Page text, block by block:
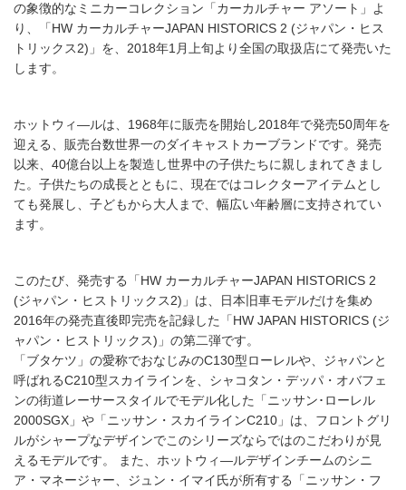
の象徴的なミニカーコレクション「カーカルチャー アソート」よ
り、「HW カーカルチャーJAPAN HISTORICS 2 (ジャパン・ヒス
トリックス2)」を、2018年1月上旬より全国の取扱店にて発売いた
します。
ホットウィ―ルは、1968年に販売を開始し2018年で発売50周年を
迎える、販売台数世界一のダイキャストカーブランドです。発売
以来、40億台以上を製造し世界中の子供たちに親しまれてきまし
た。子供たちの成長とともに、現在ではコレクターアイテムとし
ても発展し、子どもから大人まで、幅広い年齢層に支持されてい
ます。
このたび、発売する「HW カーカルチャーJAPAN HISTORICS 2
(ジャパン・ヒストリックス2)」は、日本旧車モデルだけを集め
2016年の発売直後即完売を記録した「HW JAPAN HISTORICS (ジ
ャパン・ヒストリックス)」の第二弾です。
「ブタケツ」の愛称でおなじみのC130型ローレルや、ジャパンと
呼ばれるC210型スカイラインを、シャコタン・デッパ・オバフェ
ンの街道レーサースタイルでモデル化した「ニッサン･ローレル
2000SGX」や「ニッサン・スカイラインC210」は、フロントグリ
ルがシャープなデザインでこのシリーズならではのこだわりが見
えるモデルです。 また、ホットウィ―ルデザインチームのシニ
ア・マネージャー、ジュン・イマイ氏が所有する「ニッサン・フ